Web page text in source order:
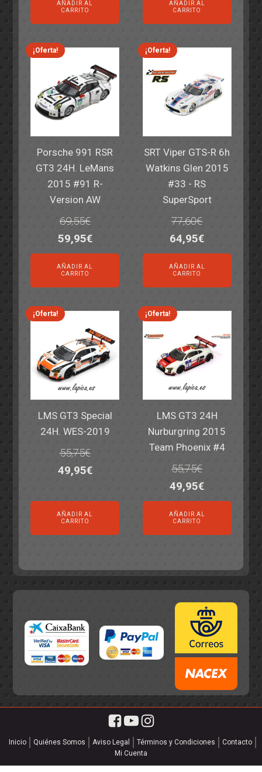
original
era:
82,40€.
es:
59,95€.
AÑADIR AL
CARRITO
original
era:
82,40€.
es:
59,95€.
AÑADIR AL
CARRITO
¡Oferta!
Porsche 991 RSR
GT3 24H. LeMans
2015 #91 R-
Version AW
69,55€
El
precio
original
era:
69,55€.
59,95€El
precio
actual
es:
59,95€.
AÑADIR AL
CARRITO
¡Oferta!
SRT Viper GTS-R 6h
Watkins Glen 2015
#33 - RS
SuperSport
77,60€
El
precio
original
era:
77,60€.
64,95€El
precio
actual
es:
64,95€.
AÑADIR AL
CARRITO
¡Oferta!
LMS GT3 Special
24H. WES-2019
55,75€
El
original
era:
49,95€El
actual
AÑADIR AL
CARRITO
¡Oferta!
LMS GT3 24H
Nurburgring 2015
Team Phoenix #4
55,75€
El
precio
original
era:
49,95€El
precio
actual
es:
AÑADIR AL
CARRITO
Inicio Quiénes Somos Aviso Legal Términos y Condiciones
Contacto
Mi Cuenta